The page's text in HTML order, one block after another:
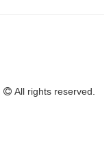
All rights reserved.